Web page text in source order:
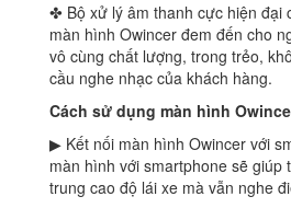
✤ Bộ xử lý âm thanh cực hiện đại
màn hình Owincer đem đến cho
vô cùng chất lượng, trong trẻo,
cầu nghe nhạc của khách hàng.
Cách sử dụng màn hình
▶ Kết nối màn hình Owincer với
màn hình với smartphone sẽ giúp
trung cao độ lái xe mà vẫn nghe